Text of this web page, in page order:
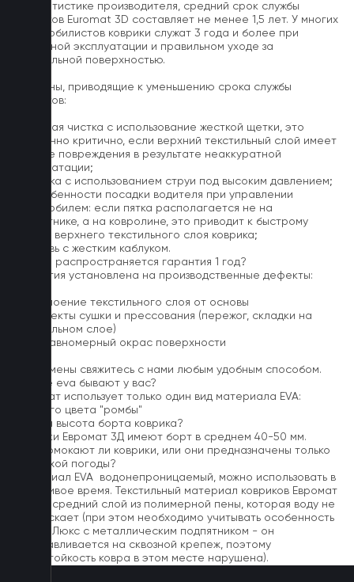
По статистике производителя, средний срок службы
ковриков Euromat 3D составляет не менее 1,5 лет. У многих
автомобилистов коврики служат 3 года и более при
бережной эксплуатации и правильном уходе за
текстильной поверхностью.
Причины, приводящие к уменьшению срока службы
ковриков:
1. Частая чистка с использование жесткой щетки, это
особенно критично, если верхний текстильный слой имеет
мелкие повреждения в результате неаккуратной
эксплуатации;
2. Мойка с использованием струи под высоким давлением;
3. Особенности посадки водителя при управлении
автомобилем: если пятка располагается не на
подпятнике, а на ковролине, это приводит к быстрому
износу верхнего текстильного слоя коврика;
4. Обувь с жестким каблуком.
На что распространяется гарантия 1 год?
Гарантия установлена на производственные дефекты:
1. Отслоение текстильного слоя от основы
2. Дефекты сушки и прессования (пережог, складки на
текстильном слое)
3. Неравномерный окрас поверхности
Для замены свяжитесь с нами любым удобным способом.
Серые eva бывают у вас?
Евромат использует только один вид материала EVA:
черного цвета "ромбы"
Какова высота борта коврика?
Коврики Евромат 3Д имеют борт в среднем 40-50 мм.
Не промокают ли коврики, или они предназначены только
для сухой погоды?
Материал EVA водонепроницаемый, можно использовать в
дождливое время. Текстильный материал ковриков Евромат
имеет средний слой из полимерной пены, которая воду не
пропускает (при этом необходимо учитывать особенность
серии Люкс с металлическим подпятником - он
устанавливается на сквозной крепеж, поэтому
водостойкость ковра в этом месте нарушена).